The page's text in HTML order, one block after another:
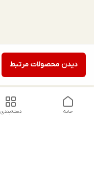
دیدن محصولات مرتبط
دسته‌بندی خانه